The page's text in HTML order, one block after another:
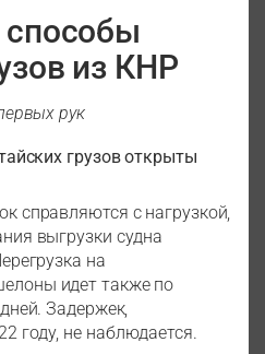
из КНР
рук
грузов открыты
справляются с нагрузкой,
выгрузки судна
на
идет также по
Задержек,
году, не наблюдается.